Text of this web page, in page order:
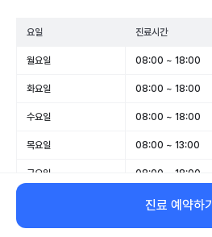
요일 진료시간
월요일 08:00 ~ 18:00
화요일 08:00 ~ 18:00
수요일 08:00 ~ 18:00
목요일 08:00 ~ 13:00
금요일 08:00 ~ 18:00
08:00 ~ 13:00
일요일 휴무
진료 예약하기